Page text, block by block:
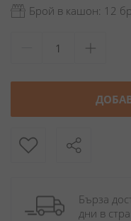
Брой в кашон: 12 бр.
Бърза
дни в